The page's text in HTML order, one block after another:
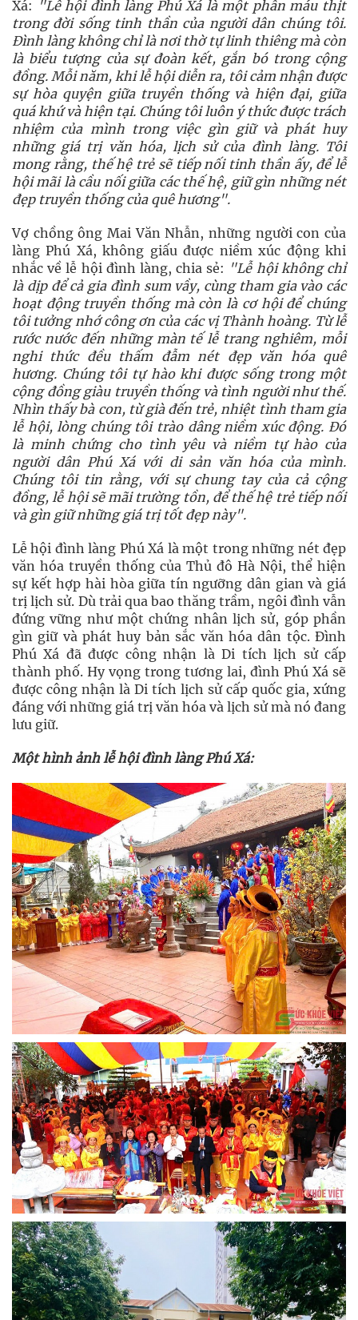
Xá: "Lễ hội đình làng Phú Xá là một phần máu thịt
trong đời sống tinh thần của người dân chúng tôi.
Đình làng không chỉ là nơi thờ tự linh thiêng mà còn
là biểu tượng của sự đoàn kết, gắn bó trong cộng
đồng. Mỗi năm, khi lễ hội diễn ra, tôi cảm nhận được
sự hòa quyện giữa truyền thống và hiện đại, giữa
quá khứ và hiện tại. Chúng tôi luôn ý thức được trách
nhiệm của mình trong việc gìn giữ và phát huy
những giá trị văn hóa, lịch sử của đình làng. Tôi
mong rằng, thế hệ trẻ sẽ tiếp nối tinh thần ấy, để lễ
hội mãi là cầu nối giữa các thế hệ, giữ gìn những nét
đẹp truyền thống của quê hương".
Vợ chồng ông Mai Văn Nhẫn, những người con của
làng Phú Xá, không giấu được niềm xúc động khi
nhắc về lễ hội đình làng, chia sẻ: "Lễ hội không chỉ
là dịp để cả gia đình sum vầy, cùng tham gia vào các
hoạt động truyền thống mà còn là cơ hội để chúng
tôi tưởng nhớ công ơn của các vị Thành hoàng. Từ lễ
rước nước đến những màn tế lễ trang nghiêm, mỗi
nghi thức đều thấm đẫm nét đẹp văn hóa quê
hương. Chúng tôi tự hào khi được sống trong một
cộng đồng giàu truyền thống và tình người như thế.
Nhìn thấy bà con, từ già đến trẻ, nhiệt tình tham gia
lễ hội, lòng chúng tôi trào dâng niềm xúc động. Đó
là minh chứng cho tình yêu và niềm tự hào của
người dân Phú Xá với di sản văn hóa của mình.
Chúng tôi tin rằng, với sự chung tay của cả cộng
đồng, lễ hội sẽ mãi trường tồn, để thế hệ trẻ tiếp nối
và gìn giữ những giá trị tốt đẹp này".
Lễ hội đình làng Phú Xá là một trong những nét đẹp
văn hóa truyền thống của Thủ đô Hà Nội, thể hiện
sự kết hợp hài hòa giữa tín ngưỡng dân gian và giá
trị lịch sử. Dù trải qua bao thăng trầm, ngôi đình vẫn
đứng vững như một chứng nhân lịch sử, góp phần
gìn giữ và phát huy bản sắc văn hóa dân tộc. Đình
Phú Xá đã được công nhận là Di tích lịch sử cấp
thành phố. Hy vọng trong tương lai, đình Phú Xá sẽ
được công nhận là Di tích lịch sử cấp quốc gia, xứng
đáng với những giá trị văn hóa và lịch sử mà nó đang
lưu giữ.
Một hình ảnh lễ hội đình làng Phú Xá: